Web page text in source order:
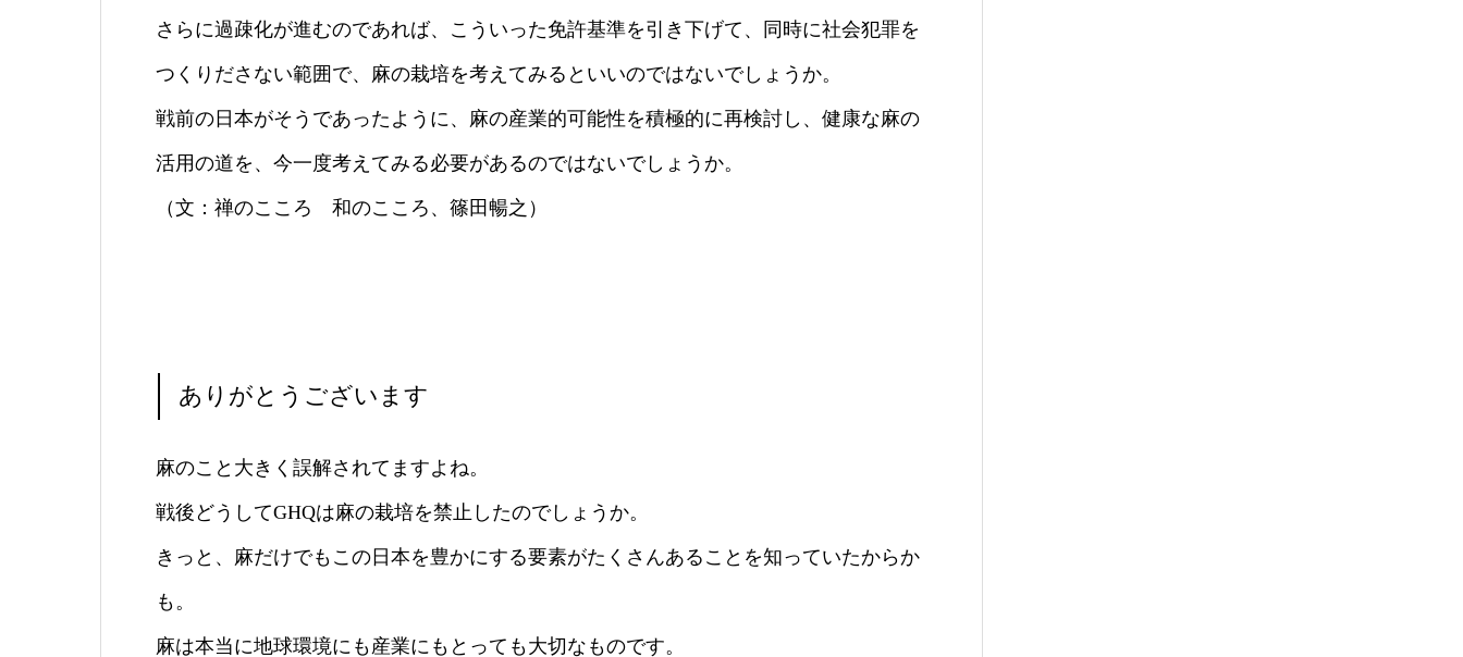
さらに過疎化が進むのであれば、こういった免許基準を引き下げて、同時に社会犯罪を
つくりださない範囲で、麻の栽培を考えてみるといいのではないでしょうか。
戦前の日本がそうであったように、麻の産業的可能性を積極的に再検討し、健康な麻の
活用の道を、今一度考えてみる必要があるのではないでしょうか。
（文：禅のこころ 和のこころ、篠田暢之）
ありがとうございます
麻のこと大きく誤解されてますよね。
戦後どうしてGHQは麻の栽培を禁止したのでしょうか。
きっと、麻だけでもこの日本を豊かにする要素がたくさんあることを知っていたからか
も。
麻は本当に地球環境にも産業にもとっても大切なものです。